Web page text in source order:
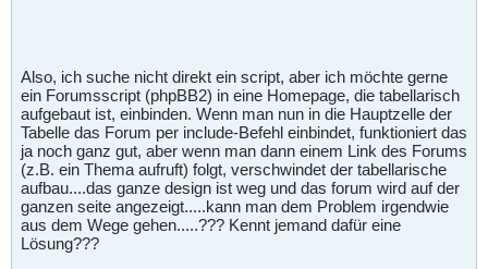
Also, ich suche nicht direkt ein script, aber ich möchte gerne
ein Forumsscript (phpBB2) in eine Homepage, die tabellarisch
aufgebaut ist, einbinden. Wenn man nun in die Hauptzelle der
Tabelle das Forum per include-Befehl einbindet, funktioniert das
ja noch ganz gut, aber wenn man dann einem Link des Forums
(z.B. ein Thema aufruft) folgt, verschwindet der tabellarische
aufbau....das ganze design ist weg und das forum wird auf der
ganzen seite angezeigt.....kann man dem Problem irgendwie
aus dem Wege gehen.....??? Kennt jemand dafür eine
Lösung???